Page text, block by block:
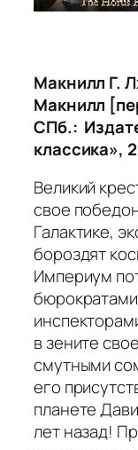
Макнилл Г.
Макнилл
СПб.:
классика»,
Великий
свое
Галактике,
бороздят
Империум
в зените
смутными
его
планете
лет назад!